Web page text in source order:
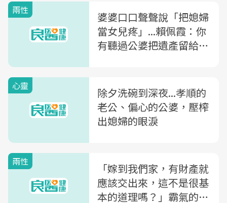
兩性
婆婆口口聲聲說「把媳婦
當女兒疼」...賴佩霞：你
有聽過公婆把遺產留給媳
心靈
除夕洗碗到深夜...孝順的
老公、偏心的公婆，壓榨
出媳婦的眼淚
兩性
「嫁到我們家，有財產就
應該交出來，這不是很基
本的道理嗎？」霸氣的婆